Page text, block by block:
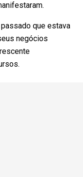
que estava
negócios